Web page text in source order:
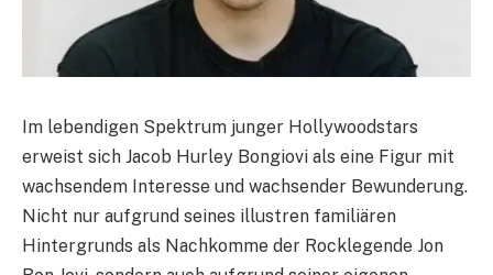
Im lebendigen Spektrum junger Hollywoodstars
erweist sich Jacob Hurley Bongiovi als eine Figur mit
wachsendem Interesse und wachsender Bewunderung.
Nicht nur aufgrund seines illustren familiären
Hintergrunds als Nachkomme der Rocklegende Jon